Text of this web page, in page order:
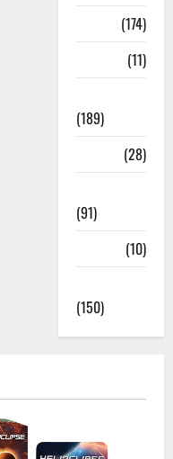
(174)
(11)
(189)
(28)
(91)
(10)
(150)